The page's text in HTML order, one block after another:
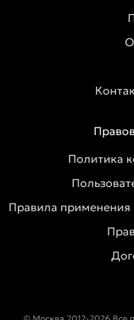
Политика
Правила применения